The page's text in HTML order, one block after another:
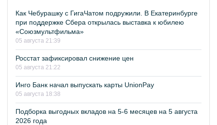
Как Чебурашку с ГигаЧатом подружили. В Екатеринбурге
при поддержке Сбера открылась выставка к юбилею
«Союзмультфильма»
05 августа 21:39
Росстат зафиксировал снижение цен
05 августа 21:22
Инго Банк начал выпускать карты UnionPay
05 августа 18:38
Подборка выгодных вкладов на 5-6 месяцев на 5 августа
2026 года